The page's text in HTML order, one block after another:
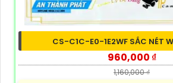
CS-C1C-E0-1E2WF SẮC NÉT
960,000 ₫
1,160,000 ₫